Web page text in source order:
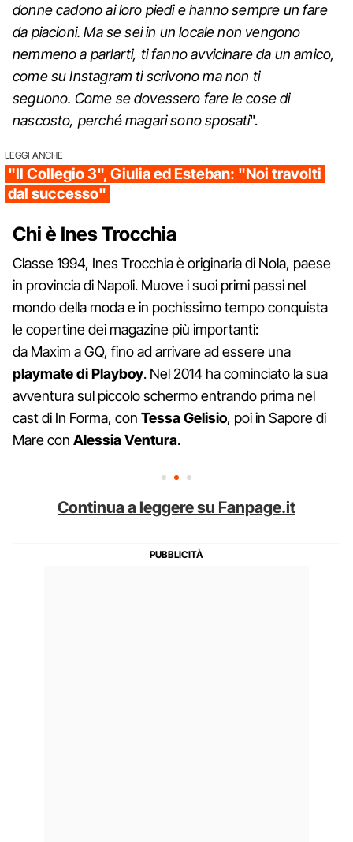
donne cadono ai loro piedi e hanno sempre un fare
da piacioni. Ma se sei in un locale non vengono
nemmeno a parlarti, ti fanno avvicinare da un amico,
come su Instagram ti scrivono ma non ti
seguono. Come se dovessero fare le cose di
nascosto, perché magari sono sposati".
LEGGI ANCHE
"Il Collegio 3", Giulia ed Esteban: "Noi travolti
dal successo"
Chi è Ines Trocchia
Classe 1994, Ines Trocchia è originaria di Nola, paese
in provincia di Napoli. Muove i suoi primi passi nel
mondo della moda e in pochissimo tempo conquista
le copertine dei magazine più importanti:
da Maxim a GQ, fino ad arrivare ad essere una
playmate di Playboy. Nel 2014 ha cominciato la sua
avventura sul piccolo schermo entrando prima nel
cast di In Forma, con Tessa Gelisio, poi in Sapore di
Mare con Alessia Ventura.
Continua a leggere su Fanpage.it